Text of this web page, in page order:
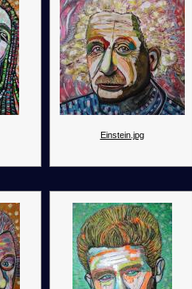
Einstein.jpg